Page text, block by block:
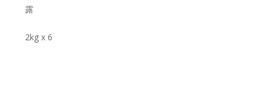
露
2kg x 6